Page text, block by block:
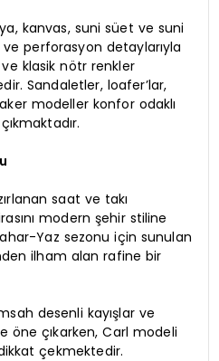
kanvas, suni süet ve suni
perforasyon detaylarıyla
klasik nötr renkler
Sandaletler, loafer’lar,
modeller konfor odaklı
saat ve takı
modern şehir stiline
Yaz sezonu için sunulan
ilham alan rafine bir
desenli kayışlar ve
öne çıkarken, Carl modeli
çekmektedir.